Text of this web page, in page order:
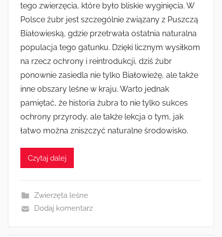
tego zwierzęcia, które było bliskie wyginięcia. W
Polsce żubr jest szczególnie związany z Puszczą
Białowieską, gdzie przetrwała ostatnia naturalna
populacja tego gatunku. Dzięki licznym wysiłkom
na rzecz ochrony i reintrodukcji, dziś żubr
ponownie zasiedla nie tylko Białowieżę, ale także
inne obszary leśne w kraju. Warto jednak
pamiętać, że historia żubra to nie tylko sukces
ochrony przyrody, ale także lekcja o tym, jak
łatwo można zniszczyć naturalne środowisko.
Czytaj dalej
Zwierzęta leśne
Dodaj komentarz